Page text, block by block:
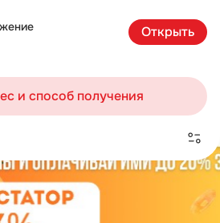
Открыть
и способ получения